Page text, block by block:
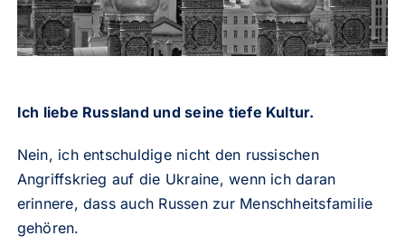
Ich liebe Russland und seine tiefe Kultur.
Nein, ich entschuldige nicht den russischen
Angriffskrieg auf die Ukraine, wenn ich daran
erinnere, dass auch Russen zur Menschheitsfamilie
gehören.